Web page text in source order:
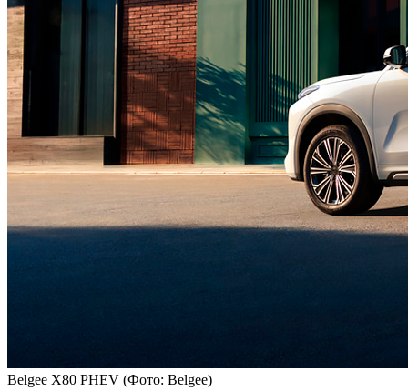
Belgee X80 PHEV (Фото: Belgee)